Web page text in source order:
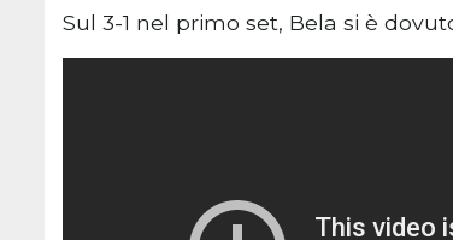
Sul 3-1 nel primo set, Bela si è